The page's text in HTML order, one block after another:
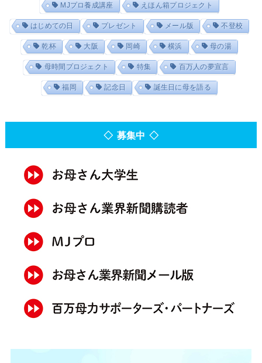
MJプロ養成講座 えほん箱プロジェクト
はじめての日 プレゼント メール版 不登校
乾杯 大阪 岡崎 横浜 母の湯
母時間プロジェクト 特集 百万人の夢宣言
福岡 記念日 誕生日に母を語る
◇ 募集中 ◇